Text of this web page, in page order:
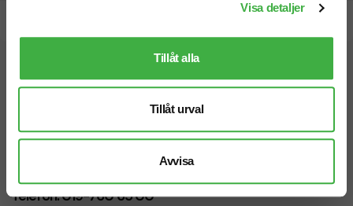
Visa detaljer
Tillåt alla
Tillåt urval
Avvisa
Vi hjälper dig gärna!
Telefon: 019-760 65 00